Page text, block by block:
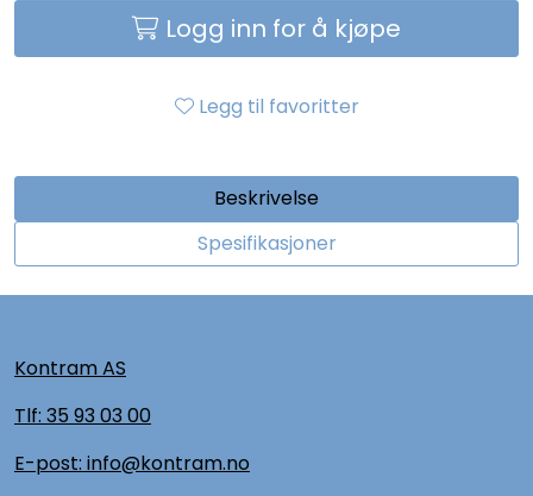
Logg inn for å kjøpe
Legg til favoritter
Beskrivelse
Spesifikasjoner
Kontram AS
Tlf: 35 93 03 00
E-post: info@kontram.no